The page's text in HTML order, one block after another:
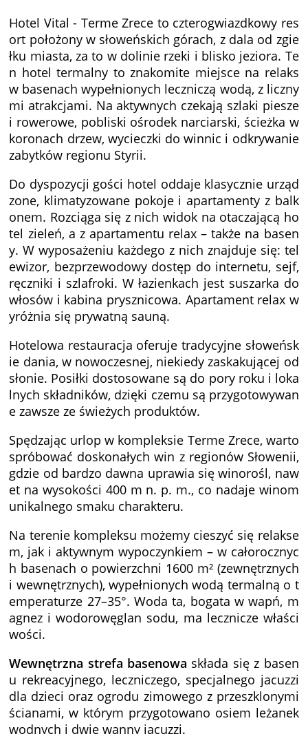
Hotel Vital - Terme Zrece to czterogwiazdkowy res
ort położony w słoweńskich górach, z dala od zgie
łku miasta, za to w dolinie rzeki i blisko jeziora. Te
n hotel termalny to znakomite miejsce na relaks
w basenach wypełnionych leczniczą wodą, z liczny
mi atrakcjami. Na aktywnych czekają szlaki piesze
i rowerowe, pobliski ośrodek narciarski, ścieżka w
koronach drzew, wycieczki do winnic i odkrywanie
zabytków regionu Styrii.
Do dyspozycji gości hotel oddaje klasycznie urząd
zone, klimatyzowane pokoje i apartamenty z balk
onem. Rozciąga się z nich widok na otaczającą ho
tel zieleń, a z apartamentu relax – także na basen
y. W wyposażeniu każdego z nich znajduje się: tel
ewizor, bezprzewodowy dostęp do internetu, sejf,
ręczniki i szlafroki. W łazienkach jest suszarka do
włosów i kabina prysznicowa. Apartament relax w
yróżnia się prywatną sauną.
Hotelowa restauracja oferuje tradycyjne słoweńsk
ie dania, w nowoczesnej, niekiedy zaskakującej od
słonie. Posiłki dostosowane są do pory roku i loka
lnych składników, dzięki czemu są przygotowywan
e zawsze ze świeżych produktów.
Spędzając urlop w kompleksie Terme Zrece, warto
spróbować doskonałych win z regionów Słowenii,
gdzie od bardzo dawna uprawia się winorośl, naw
et na wysokości 400 m n. p. m., co nadaje winom
unikalnego smaku charakteru.
Na terenie kompleksu możemy cieszyć się relakse
m, jak i aktywnym wypoczynkiem – w całorocznyc
h basenach o powierzchni 1600 m² (zewnętrznych
i wewnętrznych), wypełnionych wodą termalną o t
emperaturze 27–35°. Woda ta, bogata w wapń, m
agnez i wodorowęglan sodu, ma lecznicze właści
wości.
Wewnętrzna strefa basenowa składa się z basen
u rekreacyjnego, leczniczego, specjalnego jacuzzi
dla dzieci oraz ogrodu zimowego z przeszklonymi
ścianami, w którym przygotowano osiem leżanek
wodnych i dwie wanny jacuzzi.